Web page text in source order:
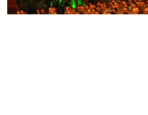
cũng sáng lên và lấy tình